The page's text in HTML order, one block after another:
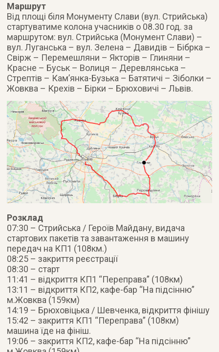
Маршрут
Від площі біля Монументу Слави (вул. Стрийська)
стартуватиме колона учасників о 08.30 год. за
маршрутом: вул. Стрийська (Монумент Слави) –
вул. Луганська – вул. Зелена – Давидів – Бібрка –
Свірж – Перемешляни – Якторів – Глиняни –
Красне – Буськ – Волиця – Деревлянська –
Стрептів – Кам’янка-Бузька – Батятичі – Зіболки –
Жовква – Крехів – Бірки – Брюховичі – Львів.
Розклад
07:30 – Стрийська / Героїв Майдану, видача
стартових пакетів та завантаження в машину
передач на КП1 (108км.)
08:25 – закриття реєстрації
08:30 – старт
11:41 – відкриття КП1 “Переправа” (108км)
13:11 – відкриття КП2, кафе-бар “На підсінню”
м.Жовква (159км)
14:19 – Брюховіцька / Шевченка, відкриття фінішу
15:42 – закриття КП1 “Переправа” (108км)
машина їде на фініш.
19:06 – закриття КП2, кафе-бар “На підсінню”